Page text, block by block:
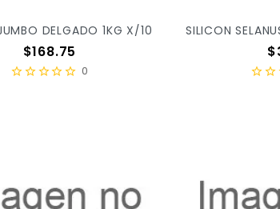
DELGADO 1KG X/10
Precio
$168.75
0